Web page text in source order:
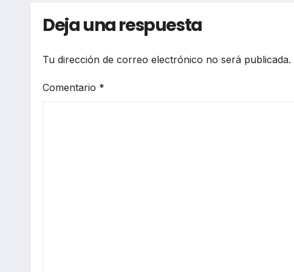
Deja una respuesta
Tu dirección de correo electrónico no será publicada.
Comentario *